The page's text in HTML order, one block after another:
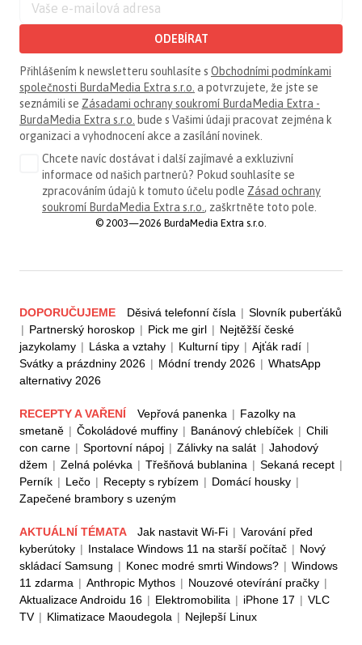
ODEBÍRAT
Přihlášením k newsletteru souhlasíte s Obchodními podmínkami
společnosti BurdaMedia Extra s.r.o. a potvrzujete, že jste se
seznámili se Zásadami ochrany soukromí BurdaMedia Extra -
BurdaMedia Extra s.r.o. bude s Vašimi údaji pracovat zejména k
organizaci a vyhodnocení akce a zasílání novinek.
Chcete navíc dostávat i další zajímavé a exkluzivní
informace od našich partnerů? Pokud souhlasíte se
zpracováním údajů k tomuto účelu podle Zásad ochrany
soukromí BurdaMedia Extra s.r.o. , zaškrtněte toto pole.
© 2003—2026 BurdaMedia Extra s.r.o.
DOPORUČUJEME Děsivá telefonní čísla | Slovník puberťáků
| Partnerský horoskop | Pick me girl | Nejtěžší české
jazykolamy | Láska a vztahy | Kulturní tipy | Ajťák radí |
Svátky a prázdniny 2026 | Módní trendy 2026 | WhatsApp
alternativy 2026
RECEPTY A VAŘENÍ Vepřová panenka | Fazolky na
smetaně | Čokoládové muffiny | Banánový chlebíček | Chili
con carne | Sportovní nápoj | Zálivky na salát | Jahodový
džem | Zelná polévka | Třešňová bublanina | Sekaná recept |
Perník | Lečo | Recepty s rybízem | Domácí housky |
Zapečené brambory s uzeným
AKTUÁLNÍ TÉMATA Jak nastavit Wi-Fi | Varování před
kyberútoky | Instalace Windows 11 na starší počítač | Nový
skládací Samsung | Konec modré smrti Windows? | Windows
11 zdarma | Anthropic Mythos | Nouzové otevírání pračky |
Aktualizace Androidu 16 | Elektromobilita | iPhone 17 | VLC
TV | Klimatizace Maoudegola | Nejlepší Linux